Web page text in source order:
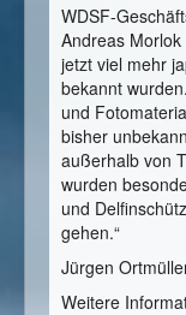
WDSF-
Andreas
jetzt viel mehr
bekannt
und
bisher
außerhalb von
wurden
und
gehen.“
Jürgen
Weitere